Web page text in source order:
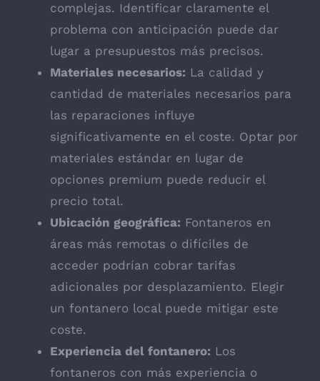
complejas. Identificar claramente el
problema con anticipación puede dar
lugar a presupuestos más precisos.
Materiales necesarios: La calidad y
cantidad de materiales necesarios para
las reparaciones influye
significativamente en el coste. Optar por
materiales estándar en lugar de
opciones premium puede reducir el
precio total.
Ubicación geográfica: Fontaneros en
áreas más remotas o difíciles de
acceder podrían cobrar tarifas
adicionales por desplazamiento. Elegir
un fontanero local puede mitigar este
coste.
Experiencia del fontanero: Los
fontaneros con más experiencia o